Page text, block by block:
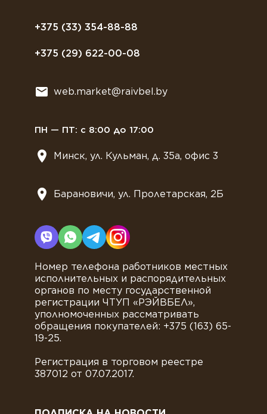
+375 (33) 354-88-88
+375 (29) 622-00-08
web.market@raivbel.by
ПН — ПТ: с 8:00 до 17:00
Минск, ул. Кульман, д. 35а, офис 3
Барановичи, ул. Пролетарская, 2Б
Номер телефона работников местных
исполнительных и распорядительных
органов по месту государственной
регистрации ЧТУП «РЭЙВБЕЛ»,
уполномоченных рассматривать
обращения покупателей: +375 (163) 65-
19-25.
Регистрация в торговом реестре
387012 от 07.07.2017.
Договор оферты